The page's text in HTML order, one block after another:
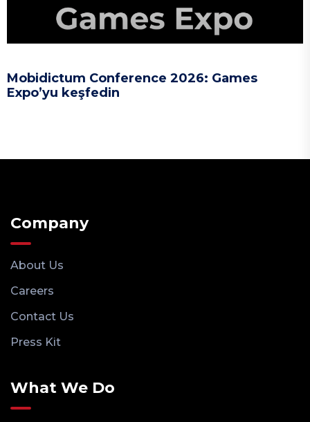
Mobidictum Conference 2026: Games
Expo’yu keşfedin
Company
About Us
Careers
Contact Us
Press Kit
What We Do